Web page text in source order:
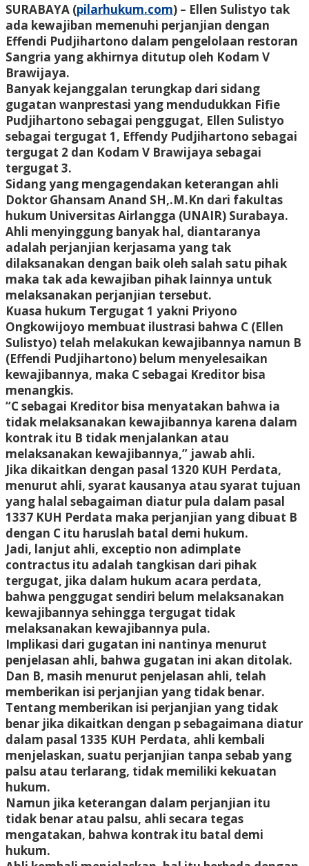
SURABAYA (pilarhukum.com) – Ellen Sulistyo tak
ada kewajiban memenuhi perjanjian dengan
Effendi Pudjihartono dalam pengelolaan restoran
Sangria yang akhirnya ditutup oleh Kodam V
Brawijaya.
Banyak kejanggalan terungkap dari sidang
gugatan wanprestasi yang mendudukkan Fifie
Pudjihartono sebagai penggugat, Ellen Sulistyo
sebagai tergugat 1, Effendy Pudjihartono sebagai
tergugat 2 dan Kodam V Brawijaya sebagai
tergugat 3.
Sidang yang mengagendakan keterangan ahli
Doktor Ghansam Anand SH,.M.Kn dari fakultas
hukum Universitas Airlangga (UNAIR) Surabaya.
Ahli menyinggung banyak hal, diantaranya
adalah perjanjian kerjasama yang tak
dilaksanakan dengan baik oleh salah satu pihak
maka tak ada kewajiban pihak lainnya untuk
melaksanakan perjanjian tersebut.
Kuasa hukum Tergugat 1 yakni Priyono
Ongkowijoyo membuat ilustrasi bahwa C (Ellen
Sulistyo) telah melakukan kewajibannya namun B
(Effendi Pudjihartono) belum menyelesaikan
kewajibannya, maka C sebagai Kreditor bisa
menangkis.
“C sebagai Kreditor bisa menyatakan bahwa ia
tidak melaksanakan kewajibannya karena dalam
kontrak itu B tidak menjalankan atau
melaksanakan kewajibannya,” jawab ahli.
Jika dikaitkan dengan pasal 1320 KUH Perdata,
menurut ahli, syarat kausanya atau syarat tujuan
yang halal sebagaiman diatur pula dalam pasal
1337 KUH Perdata maka perjanjian yang dibuat B
dengan C itu haruslah batal demi hukum.
Jadi, lanjut ahli, exceptio non adimplate
contractus itu adalah tangkisan dari pihak
tergugat, jika dalam hukum acara perdata,
bahwa penggugat sendiri belum melaksanakan
kewajibannya sehingga tergugat tidak
melaksanakan kewajibannya pula.
Implikasi dari gugatan ini nantinya menurut
penjelasan ahli, bahwa gugatan ini akan ditolak.
Dan B, masih menurut penjelasan ahli, telah
memberikan isi perjanjian yang tidak benar.
Tentang memberikan isi perjanjian yang tidak
benar jika dikaitkan dengan p sebagaimana diatur
dalam pasal 1335 KUH Perdata, ahli kembali
menjelaskan, suatu perjanjian tanpa sebab yang
palsu atau terlarang, tidak memiliki kekuatan
hukum.
Namun jika keterangan dalam perjanjian itu
tidak benar atau palsu, ahli secara tegas
mengatakan, bahwa kontrak itu batal demi
hukum.